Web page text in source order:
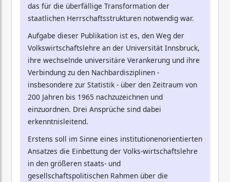
das für die überfällige Transformation der
staatlichen Herrschaftsstrukturen notwendig war.
Aufgabe dieser Publikation ist es, den Weg der
Volkswirtschaftslehre an der Universität Innsbruck,
ihre wechselnde universitäre Verankerung und ihre
Verbindung zu den Nachbardisziplinen -
insbesondere zur Statistik - über den Zeitraum von
200 Jahren bis 1965 nachzuzeichnen und
einzuordnen. Drei Ansprüche sind dabei
erkenntnisleitend.
Erstens soll im Sinne eines institutionenorientierten
Ansatzes die Einbettung der Volks-wirtschaftslehre
in den größeren staats- und
gesellschaftspolitischen Rahmen über die